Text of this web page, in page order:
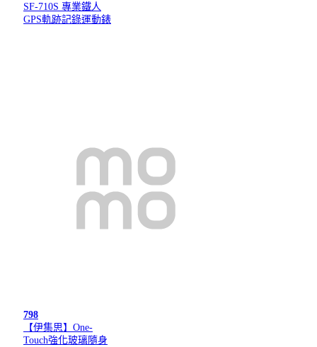
SF-710S 專業鐵人
GPS軌跡記錄運動錶
798
【伊集思】One-
Touch強化玻璃隨身